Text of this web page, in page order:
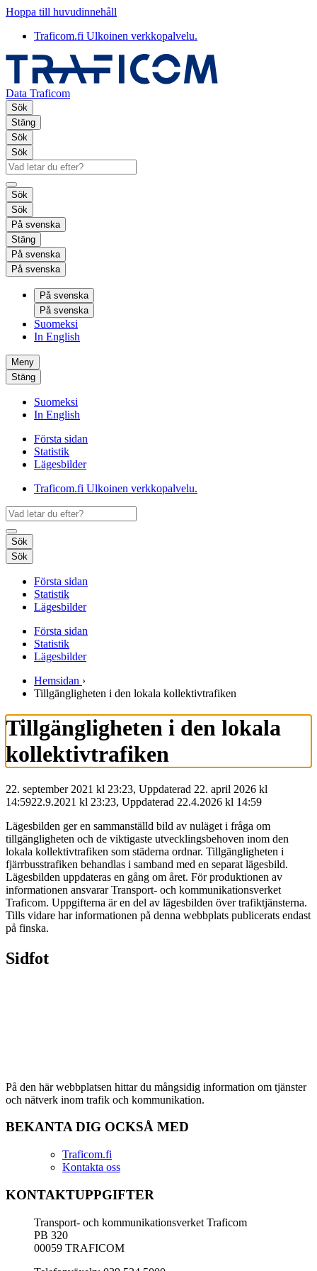
Hoppa till huvudinnehåll
Traficom.fi Ulkoinen verkkopalvelu.
Data Traficom
Sök
Stäng
Sök
Sök
Sök
Sök
På svenska
Stäng
På svenska
På svenska
På svenska
På svenska
Suomeksi
In English
Meny
Stäng
Suomeksi
In English
Första sidan
Statistik
Lägesbilder
Traficom.fi Ulkoinen verkkopalvelu.
Sök
Sök
Första sidan
Statistik
Lägesbilder
Första sidan
Statistik
Lägesbilder
Hemsidan ›
Tillgängligheten i den lokala kollektivtrafiken
Tillgängligheten i den lokala
kollektivtrafiken
22. september 2021 kl 23:23, Uppdaterad 22. april 2026 kl
14:5922.9.2021 kl 23:23, Uppdaterad 22.4.2026 kl 14:59
Lägesbilden ger en sammanställd bild av nuläget i fråga om
tillgängligheten och de viktigaste utvecklingsbehoven inom den
lokala kollektivtrafiken som städerna ordnar. Tillgängligheten i
fjärrbusstrafiken behandlas i samband med en separat lägesbild.
Lägesbilden uppdateras en gång om året. För produktionen av
informationen ansvarar Transport- och kommunikationsverket
Traficom. Uppgifterna är en del av lägesbilden över trafiktjänsterna.
Tills vidare har informationen på denna webbplats publicerats endast
på finska.
Sidfot
På den här webbplatsen hittar du mångsidig information om tjänster
och nätverk inom trafik och kommunikation.
BEKANTA DIG OCKSÅ MED
Traficom.fi
Kontakta oss
KONTAKTUPPGIFTER
Transport- och kommunikationsverket Traficom
PB 320
00059 TRAFICOM